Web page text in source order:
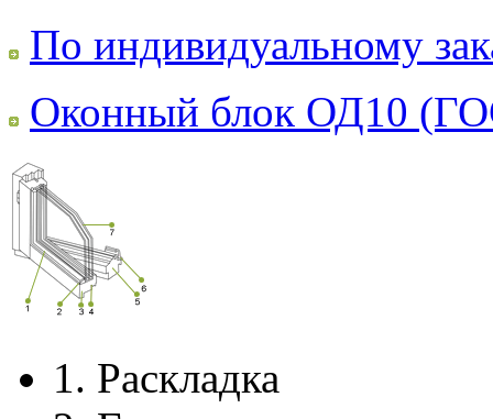
По индивидуальному
Оконный блок ОД10
1. Раскладка